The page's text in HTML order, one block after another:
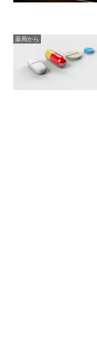
薬局から